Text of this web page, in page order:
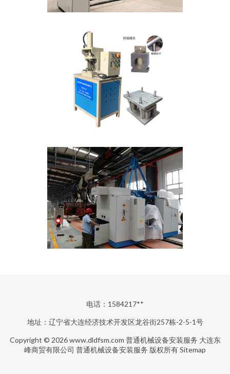
电话：1584217**
地址：辽宁省大连经济技术开发区龙谷街257栋-2-5-1号
Copyright © 2026www.dldfsm.com 普通机械设备安装服务 大连东
峰商贸有限公司 普通机械设备安装服务 版权所有Sitemap